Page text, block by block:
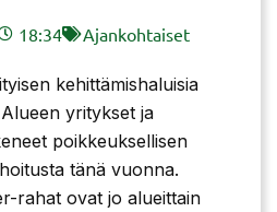
18:34 Ajankohtaiset
kehittämishaluisia
yritykset ja
poikkeuksellisen
tänä vuonna.
rahat ovat jo alueittain